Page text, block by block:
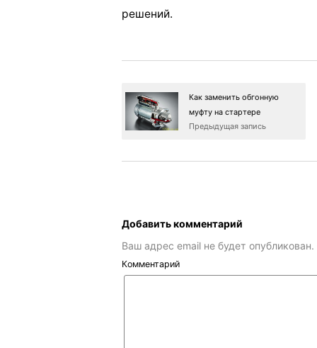
решений.
Как заменить обгонную
муфту на стартере
Предыдущая запись
Добавить комментарий
Ваш адрес email не будет опубликован.
Комментарий